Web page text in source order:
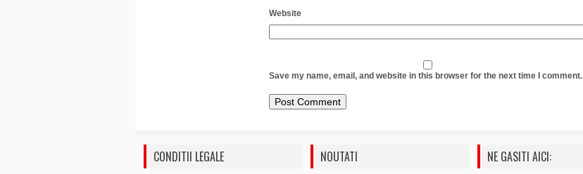
Website
Save my name, email, and website in this browser for the next time I comment.
CONDITII LEGALE NOUTATI NE GASITI AICI: